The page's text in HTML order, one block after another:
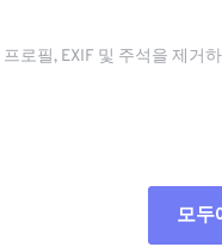
로필, EXIF ​​및 주석을 제거
모두